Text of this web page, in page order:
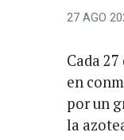
27 AGO
Cada
en
por un
la